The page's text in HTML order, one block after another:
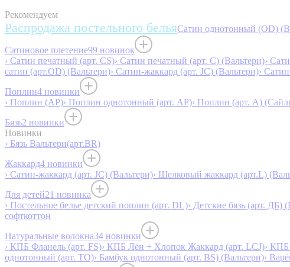
Рекомендуем
Распродажа постельного бельяСатин однотонный (OD)
Сатиновое плетение99 новинок
› Сатин печатный (арт. СS)› Сатин печатный (арт. С) (Вальтери)›
сатин (арт.OD) (Вальтери)› Сатин-жаккард (арт. JC) (Вальтери)›
Поплин4 новинки
› Поплин (AP)› Поплин однотонный (арт. AP)› Поплин (арт. А)
Бязь2 новинки
Новинки
› Бязь Вальтери(арт.BR)
Жаккард4 новинки
› Сатин-жаккард (арт. JC) (Вальтери)› Шелковый жаккард (арт.L)
Для детей21 новинка
› Постельное белье детский поплин (арт. DL)› Детские бязь (арт. ДБ)
софткоттон
Натуральные волокна34 новинки
› КПБ Фланель (арт. FS)› КПБ Лён + Хлопок Жаккард (арт. LCJ)› КПБ
однотонный (арт. TO)› Бамбук однотонный (арт. BS) (Вальтери)›